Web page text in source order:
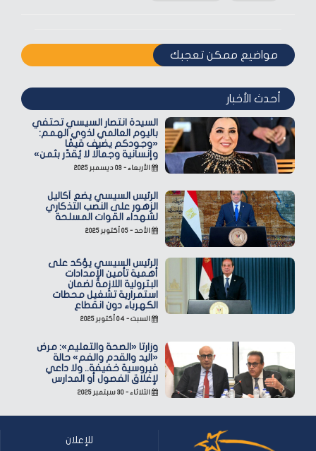
مواضيع ممكن تعجبك
أحدث الأخبار
السيدة انتصار السيسي تحتفي
باليوم العالمي لذوي الهمم:
«وجودكم يضيف قيمًا
وإنسانية وجمالًا لا يُقدّر بثمن»
الأربعاء - ٠٣ ديسمبر ٢٠٢٥
الرئيس السيسي يضع أكاليل
الزهور على النصب التذكاري
لشهداء القوات المسلحة
الأحد - ٠٥ أكتوبر ٢٠٢٥
الرئيس السيسي يؤكد على
أهمية تأمين الإمدادات
البترولية اللازمة لضمان
استمرارية تشغيل محطات
الكهرباء دون انقطاع
السبت - ٠٤ أكتوبر ٢٠٢٥
وزارتا «الصحة والتعليم»: مرض
«اليد والقدم والفم» حالة
فيروسية خفيفة.. ولا داعي
لإغلاق الفصول أو المدارس
الثلاثاء - ٣٠ سبتمبر ٢٠٢٥
للإعلان